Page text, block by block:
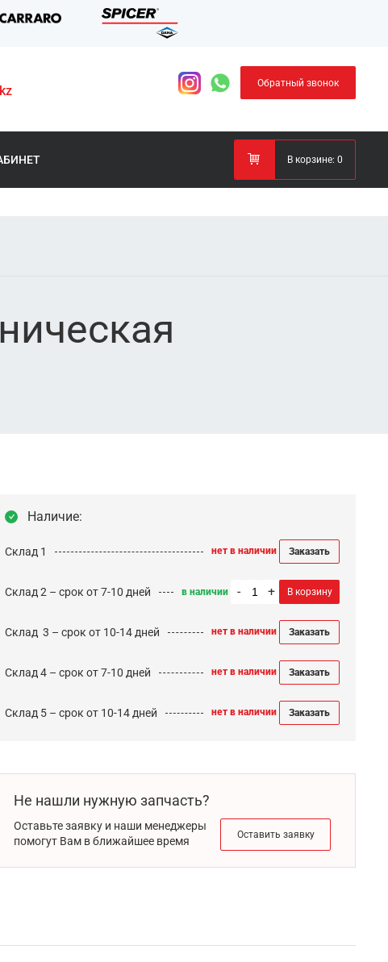
Обратный звонок
В корзине: 0
Наличие:
Склад 1 нет в наличии Заказать
Склад 2 – срок от 7-10 дней в наличии - + В корзину
Cклад 3 – срок от 10-14 дней нет в наличии Заказать
Склад 4 – срок от 7-10 дней нет в наличии Заказать
Склад 5 – срок от 10-14 дней нет в наличии Заказать
Не нашли нужную запчасть?
Оставьте заявку и наши менеджеры
помогут Вам в ближайшее время
Оставить заявку